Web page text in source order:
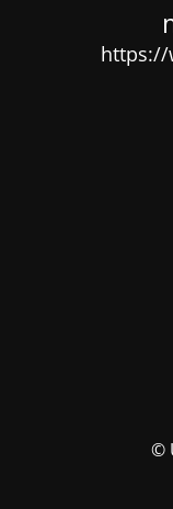
https://
©